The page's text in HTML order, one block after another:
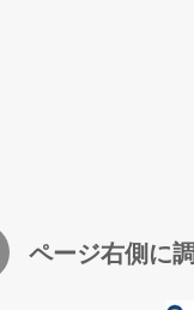
ページ右側に